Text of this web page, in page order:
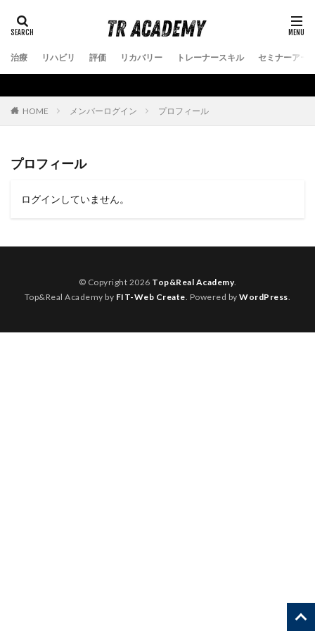
治療 リハビリ 評価 リカバリー トレーナースキル セミナーアー
HOME メンバーログイン プロフィール
プロフィール
ログインしていません。
© Copyright 2026 Top&Real Academy.
Top&Real Academy by FIT-Web Create. Powered byWordPress.